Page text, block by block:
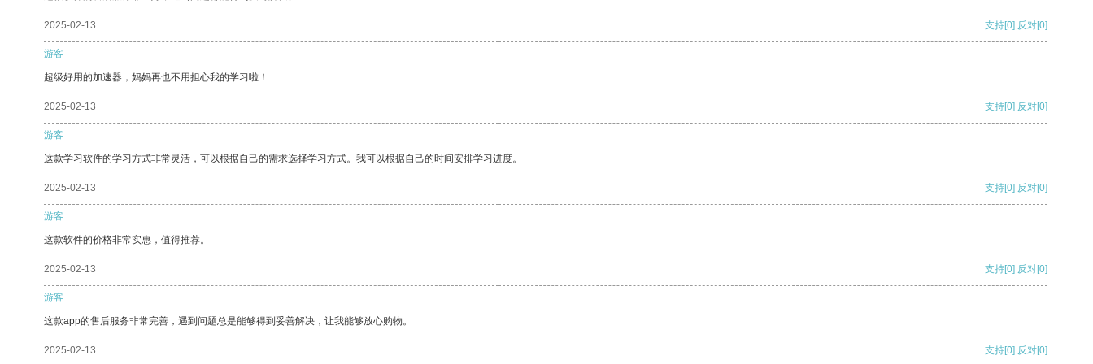
2025-02-13 支持[0] 反对[0]
游客
超级好用的加速器，妈妈再也不用担心我的学习啦！
2025-02-13 支持[0] 反对[0]
游客
这款学习软件的学习方式非常灵活，可以根据自己的需求选择学习方式。我可以根据自己的时间安排学习进度。
2025-02-13 支持[0] 反对[0]
游客
这款软件的价格非常实惠，值得推荐。
2025-02-13 支持[0] 反对[0]
游客
这款app的售后服务非常完善，遇到问题总是能够得到妥善解决，让我能够放心购物。
2025-02-13 支持[0] 反对[0]